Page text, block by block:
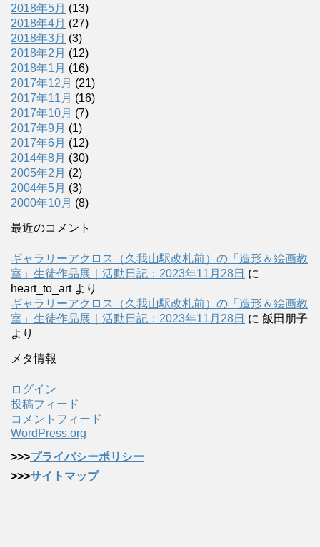
2018年5月 (13)
2018年4月 (27)
2018年3月 (3)
2018年2月 (12)
2018年1月 (16)
2017年12月 (21)
2017年11月 (16)
2017年10月 (7)
2017年9月 (1)
2017年6月 (12)
2014年8月 (30)
2005年2月 (2)
2004年5月 (3)
2000年10月 (8)
最近のコメント
ギャラリーアクロス（久我山駅改札前）の「造形＆絵画教
室」生徒作品展｜活動日記：2023年11月28日 に
heart_to_artより
ギャラリーアクロス（久我山駅改札前）の「造形＆絵画教
室」生徒作品展｜活動日記：2023年11月28日 に 飯田朋子
より
メタ情報
ログイン
投稿フィード
コメントフィード
WordPress.org
>>>プライバシーポリシー
>>>サイトマップ